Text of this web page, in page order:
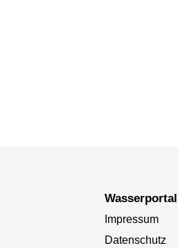
Impressum
Datenschutz